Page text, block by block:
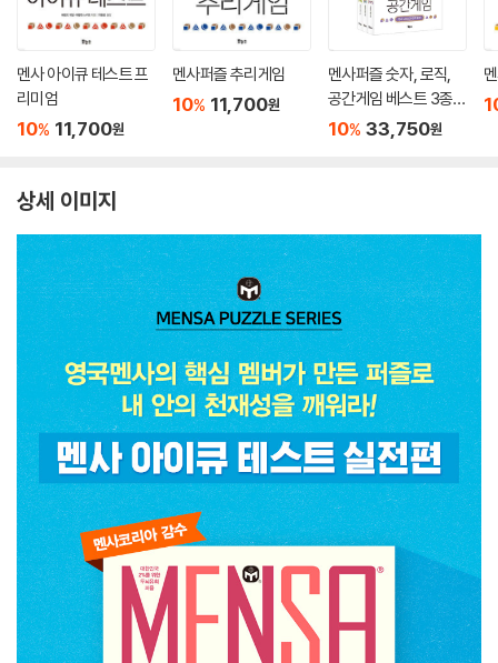
멘사 아이큐 테스트 프
리미엄
10% 11,700원
멘사퍼즐 추리게임
10% 11,700원
멘사퍼즐 숫자, 로직,
공간게임 베스트 3종
세트
10% 33,750원
상세 이미지